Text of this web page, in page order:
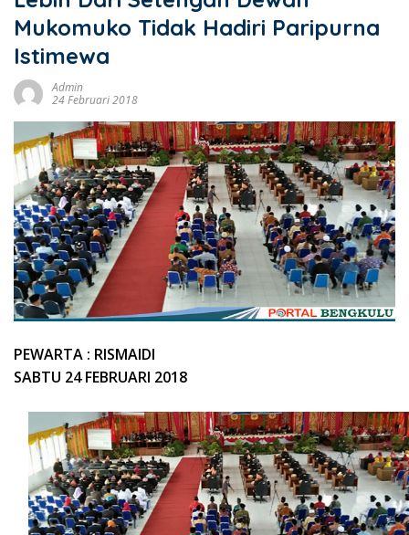
Mukomuko Tidak Hadiri Paripurna
Istimewa
Admin
24 Februari 2018
PEWARTA : RISMAIDI
SABTU 24 FEBRUARI 2018